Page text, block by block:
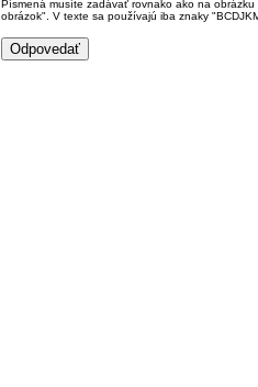
Písmená musíte zadávať rovnako ako na
obrázok". V texte sa používajú iba znaky